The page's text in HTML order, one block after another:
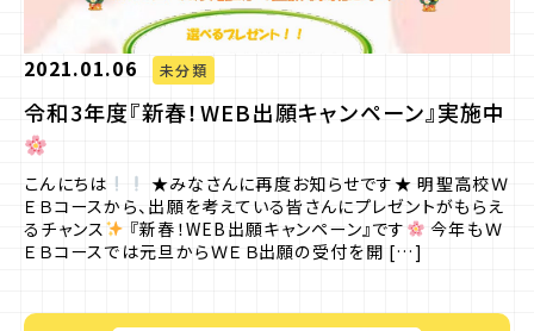
よくあるご質問
プライバシーポリシー
サイトマップ
お問合せ 資料請求
2021.01.06 未分類
令和3年度『新春！WEB出願キャンペーン』実施中
こんにちは
★みなさんに再度お知らせです★ 明聖高校Ｗ
ＥＢコースから、出願を考えている皆さんにプレゼントがもらえ
るチャンス
『新春！WEB出願キャンペーン』です
今年もＷ
ＥＢコースでは元旦からＷＥＢ出願の受付を開 […]